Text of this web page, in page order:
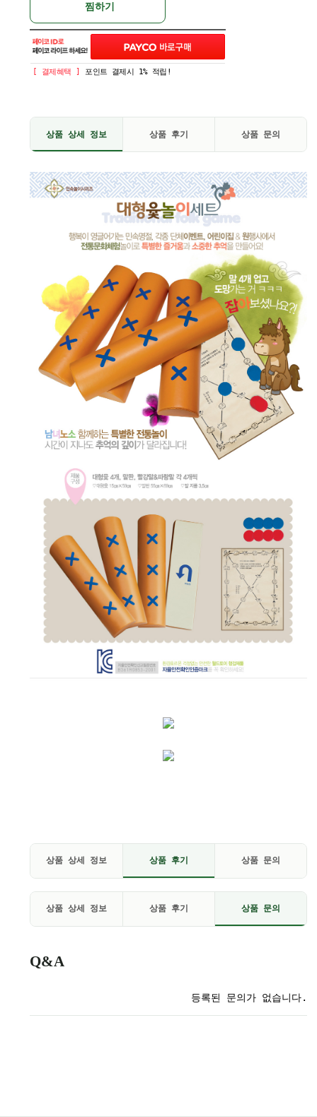
찜하기
페이코 ID로 페
PAYCO 바로구매
[ 결제혜택 ] 포인트 결제시 1% 적립!
상품 상세 정보 상품 후기 상품 문의
상품 상세 정보 상품 후기 상품 문의
상품 상세 정보 상품 후기 상품 문의
Q&A
등록된 문의가 없습니다.